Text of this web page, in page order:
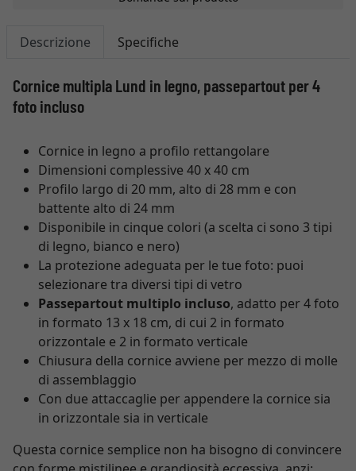
Descrizione Specifiche
Cornice multipla Lund in legno, passepartout per 4
foto incluso
Cornice in legno a profilo rettangolare
Dimensioni complessive 40 x 40 cm
Profilo largo di 20 mm, alto di 28 mm e con
battente alto di 24 mm
Disponibile in cinque colori (a scelta ci sono 3 tipi
di legno, bianco e nero)
La protezione adeguata per le tue foto: puoi
selezionare tra diversi tipi di vetro
Passepartout multiplo incluso, adatto per 4 foto
in formato 13 x 18 cm, di cui 2 in formato
orizzontale e 2 in formato verticale
Chiusura della cornice avviene per mezzo di molle
di assemblaggio
Con due attaccaglie per appendere la cornice sia
in orizzontale sia in verticale
Questa cornice semplice non ha bisogno di convincere